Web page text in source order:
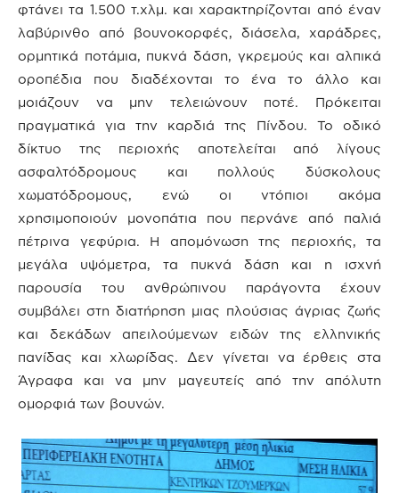
φτάνει τα 1.500 τ.χλμ. και χαρακτηρίζονται από έναν
λαβύρινθο από βουνοκορφές, διάσελα, χαράδρες,
ορμητικά ποτάμια, πυκνά δάση, γκρεμούς και αλπικά
οροπέδια που διαδέχονται το ένα το άλλο και
μοιάζουν να μην τελειώνουν ποτέ. Πρόκειται
πραγματικά για την καρδιά της Πίνδου. Το οδικό
δίκτυο της περιοχής αποτελείται από λίγους
ασφαλτόδρομους και πολλούς δύσκολους
χωματόδρομους, ενώ οι ντόπιοι ακόμα
χρησιμοποιούν μονοπάτια που περνάνε από παλιά
πέτρινα γεφύρια. Η απομόνωση της περιοχής, τα
μεγάλα υψόμετρα, τα πυκνά δάση και η ισχνή
παρουσία του ανθρώπινου παράγοντα έχουν
συμβάλει στη διατήρηση μιας πλούσιας άγριας ζωής
και δεκάδων απειλούμενων ειδών της ελληνικής
πανίδας και χλωρίδας. Δεν γίνεται να έρθεις στα
Άγραφα και να μην μαγευτείς από την απόλυτη
ομορφιά των βουνών.